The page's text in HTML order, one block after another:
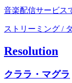
音楽配信サービス
ストリーミング /
Resolution
クララ・マグラ